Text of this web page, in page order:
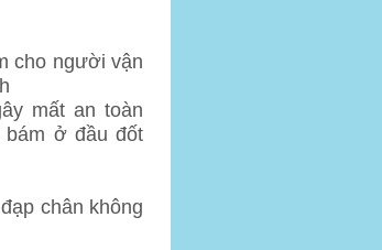
cho người vận
mất an toàn
bám ở đầu đốt
chân không